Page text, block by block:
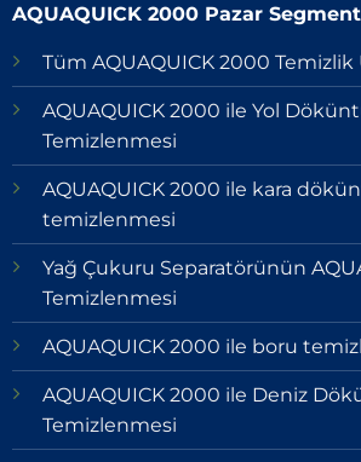
AQUAQUICK 2000 Pazar
Tüm AQUAQUICK 2000 Temizlik
AQUAQUICK 2000 ile Yol
Temizlenmesi
AQUAQUICK 2000 ile kara
temizlenmesi
Yağ Çukuru Separatörünün
Temizlenmesi
AQUAQUICK 2000 ile boru
AQUAQUICK 2000 ile Deniz
Temizlenmesi